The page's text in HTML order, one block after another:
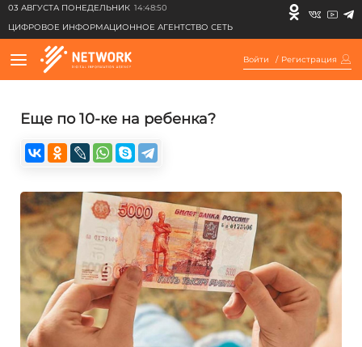
03 АВГУСТА ПОНЕДЕЛЬНИК 14:48:50
ЦИФРОВОЕ ИНФОРМАЦИОННОЕ АГЕНТСТВО СЕТЬ
Войти / Регистрация
Еще по 10-ке на ребенка?